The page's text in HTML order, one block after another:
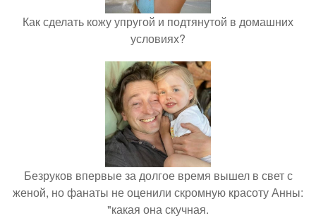
Как сделать кожу упругой и подтянутой в домашних
условиях?
Безруков впервые за долгое время вышел в свет с
женой, но фанаты не оценили скромную красоту Анны:
"какая она скучная.